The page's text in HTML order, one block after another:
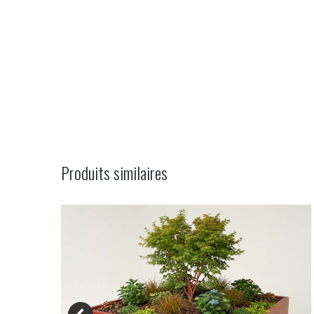
Produits similaires